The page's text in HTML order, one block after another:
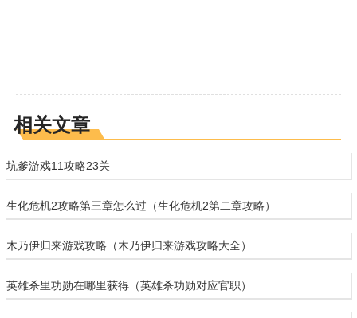
相关文章
坑爹游戏11攻略23关
生化危机2攻略第三章怎么过（生化危机2第二章攻略）
木乃伊归来游戏攻略（木乃伊归来游戏攻略大全）
英雄杀里功勋在哪里获得（英雄杀功勋对应官职）